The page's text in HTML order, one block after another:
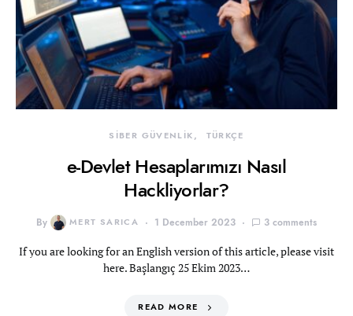
SİBER GÜVENLİK TÜRKÇE
e-Devlet Hesaplarımızı Nasıl
Hackliyorlar?
By MERT SARICA 1 December 2023 3 comments
If you are looking for an English version of this article, please visit
here. Başlangıç 25 Ekim 2023…
READ MORE